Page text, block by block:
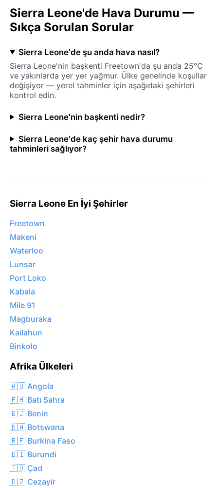
Sierra Leone'de Hava Durumu —
Sıkça Sorulan Sorular
Sierra Leone'de şu anda hava nasıl?
Sierra Leone'nin başkenti Freetown'da şu anda 25°C
ve yakınlarda yer yer yağmur. Ülke genelinde koşullar
değişiyor — yerel tahminler için aşağıdaki şehirleri
kontrol edin.
Sierra Leone'nin başkenti nedir?
Sierra Leone'de kaç şehir hava durumu
tahminleri sağlıyor?
Sierra Leone En İyi Şehirler
Freetown
Makeni
Waterloo
Lunsar
Port Loko
Kabala
Mile 91
Magburaka
Kailahun
Binkolo
Afrika Ülkeleri
🇦🇴 Angola
🇪🇭 Batı Sahra
🇧🇯 Benin
🇧🇼 Botswana
🇧🇫 Burkina Faso
🇧🇮 Burundi
🇹🇩 Çad
🇩🇿 Cezayir